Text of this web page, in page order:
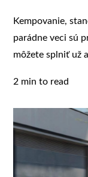
Kempovanie,
parádne veci sú
môžete splniť už
2 min to read